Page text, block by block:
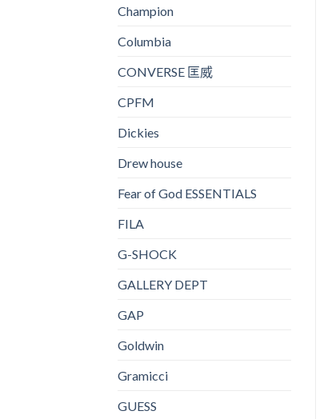
Champion
Columbia
CONVERSE 匡威
CPFM
Dickies
Drew house
Fear of God ESSENTIALS
FILA
G-SHOCK
GALLERY DEPT
GAP
Goldwin
Gramicci
GUESS